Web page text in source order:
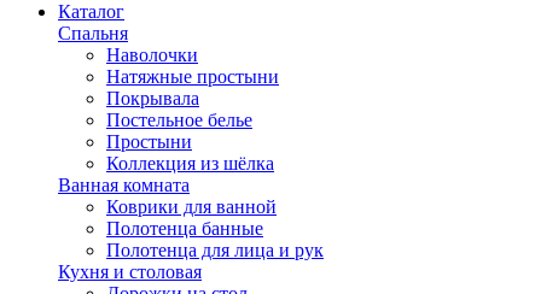
Каталог
Спальня
Наволочки
Натяжные простыни
Покрывала
Постельное белье
Простыни
Коллекция из шёлка
Ванная комната
Коврики для ванной
Полотенца банные
Полотенца для лица и рук
Кухня и столовая